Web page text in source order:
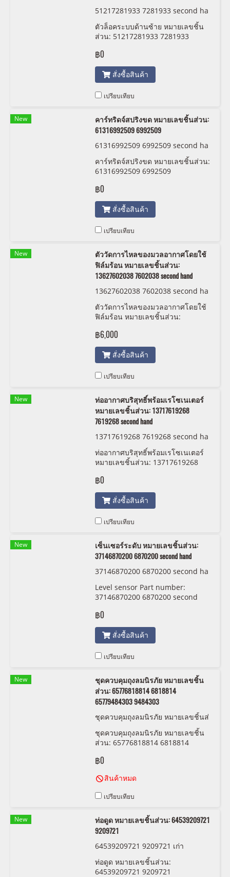
51217281933 7281933 second ha
ตัวล็อคระบบด้านซ้าย หมายเลขชิ้น
ส่วน: 51217281933 7281933
฿0
สั่งซื้อสินค้า
เปรียบเทียบ
New
คาร์ทริดจ์สปริงขด หมายเลขชิ้นส่วน:
61316992509 6992509
61316992509 6992509 second ha
คาร์ทริดจ์สปริงขด หมายเลขชิ้นส่วน:
61316992509 6992509
฿0
สั่งซื้อสินค้า
เปรียบเทียบ
New
ตัววัดการไหลของมวลอากาศโดยใช้
ฟิล์มร้อน หมายเลขชิ้นส่วน:
13627602038 7602038 second hand
13627602038 7602038 second ha
ตัววัดการไหลของมวลอากาศโดยใช้
ฟิล์มร้อน หมายเลขชิ้นส่วน:
hand
฿6,000
สั่งซื้อสินค้า
เปรียบเทียบ
New
ท่ออากาศบริสุทธิ์พร้อมเรโซเนเตอร์
หมายเลขชิ้นส่วน: 13717619268
7619268 second hand
13717619268 7619268 second ha
ท่ออากาศบริสุทธิ์พร้อมเรโซเนเตอร์
หมายเลขชิ้นส่วน: 13717619268
฿0
สั่งซื้อสินค้า
เปรียบเทียบ
New
เซ็นเซอร์ระดับ หมายเลขชิ้นส่วน:
37146870200 6870200 second hand
37146870200 6870200 second ha
Level sensor Part number:
37146870200 6870200 second
฿0
สั่งซื้อสินค้า
เปรียบเทียบ
New
ชุดควบคุมถุงลมนิรภัย หมายเลขชิ้น
ส่วน: 65776818814 6818814
65779484303 9484303
ชุดควบคุมถุงลมนิรภัย หมายเลขชิ้นส่
วน: 65776818814 6818814 657794
84303 9484303
ชุดควบคุมถุงลมนิรภัย หมายเลขชิ้น
ส่วน: 65776818814 6818814
฿0
สินค้าหมด
เปรียบเทียบ
New
ท่อดูด หมายเลขชิ้นส่วน: 64539209721
9209721
64539209721 9209721 เก่า
ท่อดูด หมายเลขชิ้นส่วน:
64539209721 9209721